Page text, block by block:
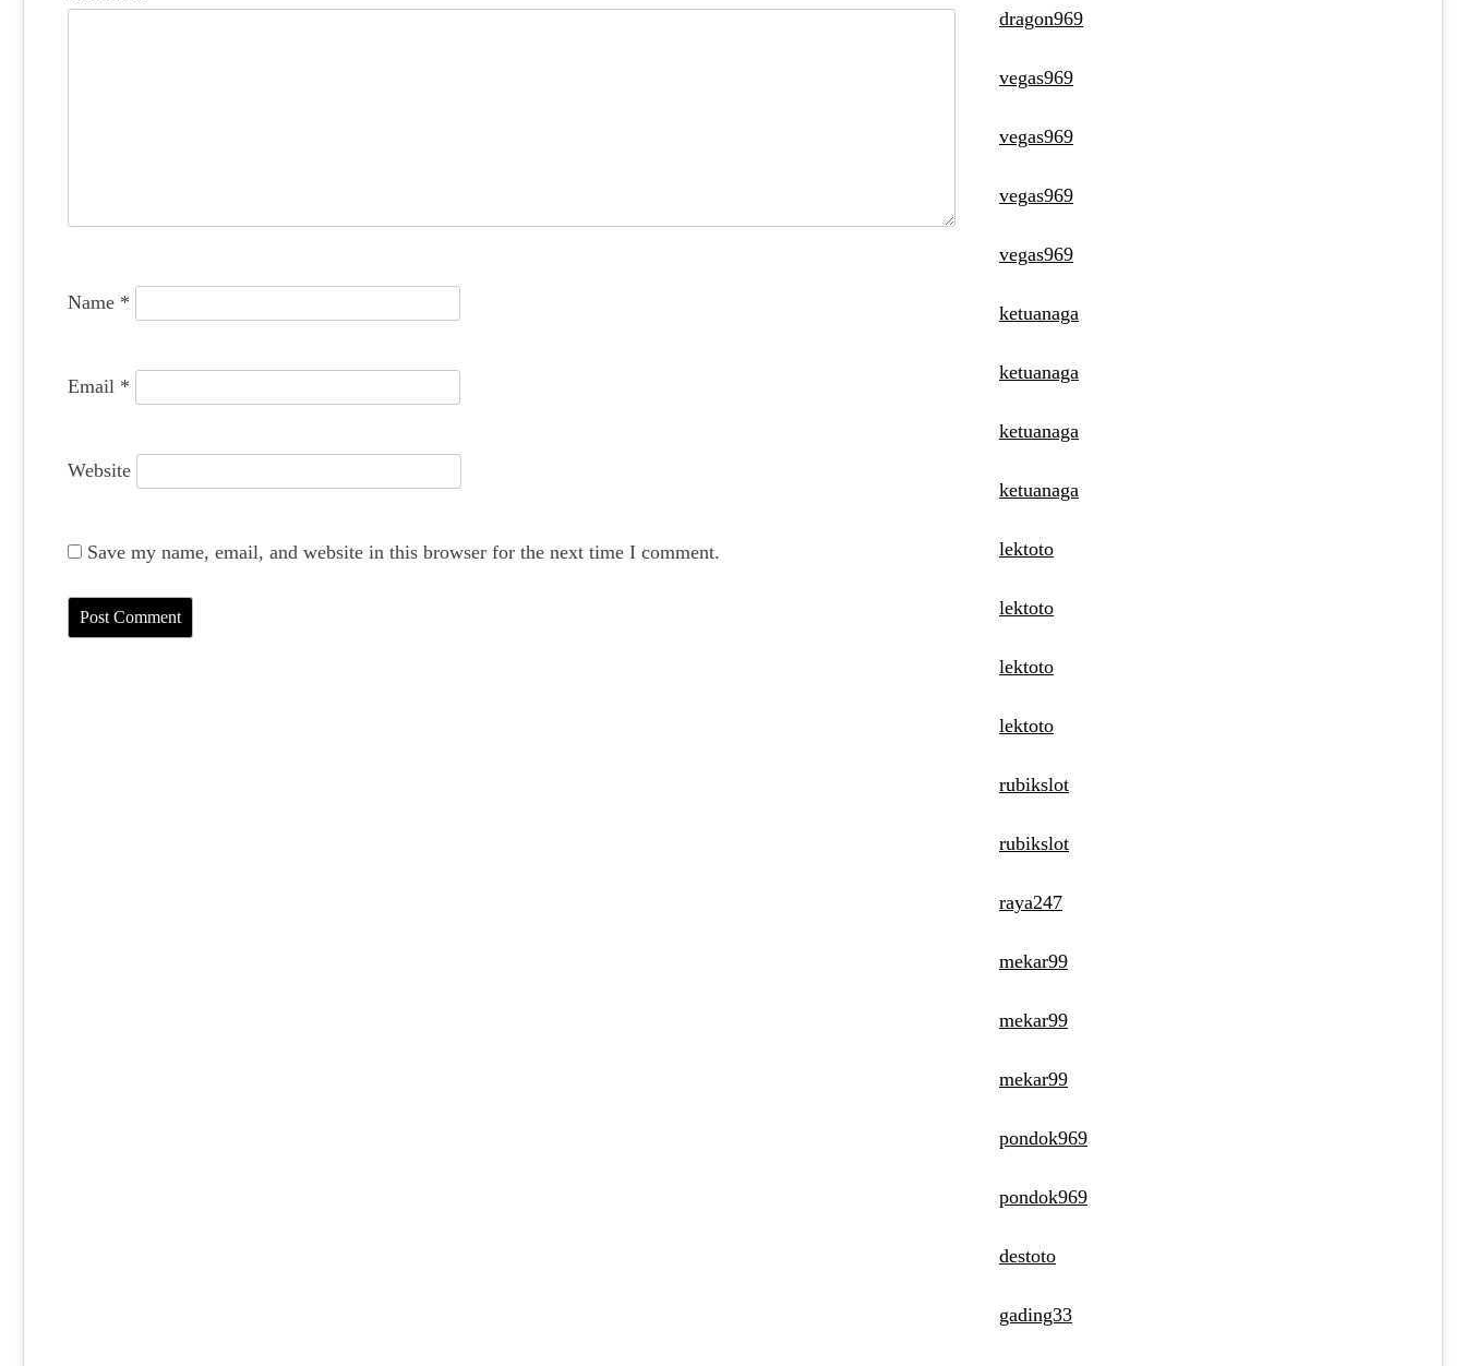
a
o
Name *
Email *
Website
Save my name, email, and website in this browser for the next time I comment.
dragon969
vegas969
vegas969
vegas969
vegas969
ketuanaga
ketuanaga
ketuanaga
ketuanaga
lektoto
lektoto
lektoto
lektoto
rubikslot
rubikslot
raya247
mekar99
mekar99
mekar99
pondok969
pondok969
destoto
gading33